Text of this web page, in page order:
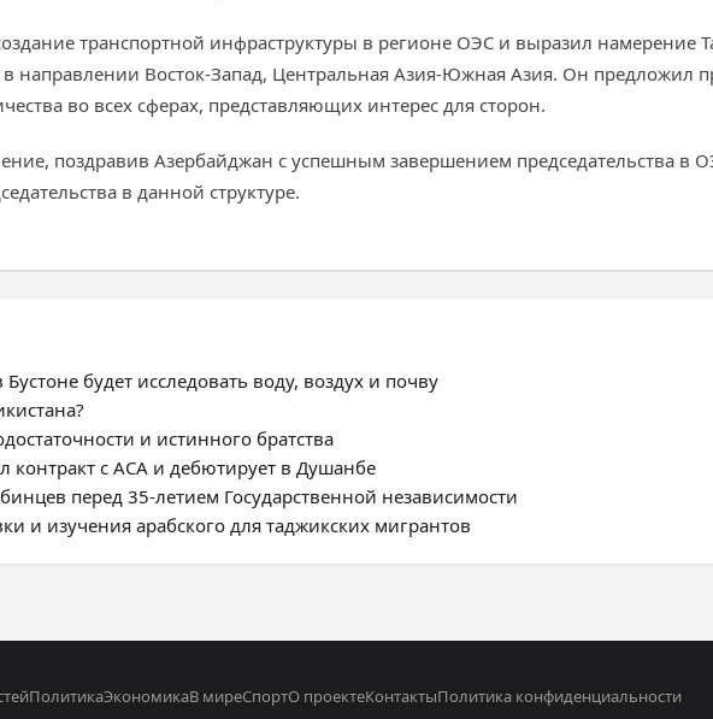
транспортной инфраструктуры в регионе ОЭС и выразил намерение
направлении Восток-Запад, Центральная Азия-Южная Азия. Он предложил
во всех сферах, представляющих интерес для сторон.
поздравив Азербайджан с успешным завершением председательства в
в данной структуре.
будет исследовать воду, воздух и почву
и истинного братства
с ACA и дебютирует в Душанбе
перед 35-летием Государственной независимости
и изучения арабского для таджикских мигрантов
ПолитикаЭкономикаВ миреСпортО проектеКонтактыПолитика конфиденциальности